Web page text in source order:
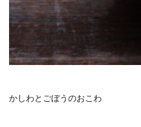
かしわとごぼうのおこわ